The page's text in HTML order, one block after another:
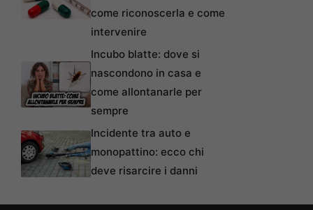
come riconoscerla e come
intervenire
Incubo blatte: dove si
nascondono in casa e
come allontanarle per
sempre
Incidente tra auto e
monopattino: ecco chi
deve risarcire i danni